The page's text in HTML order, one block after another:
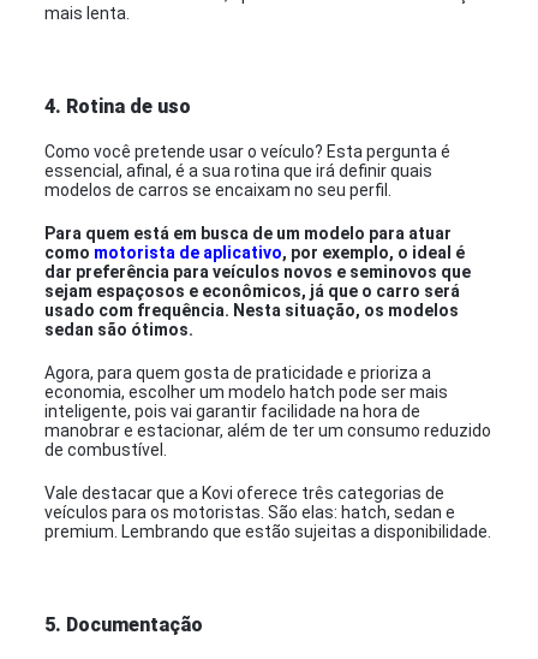
mais lenta.
4. Rotina de uso
Como você pretende usar o veículo? Esta pergunta é
essencial, afinal, é a sua rotina que irá definir quais
modelos de carros se encaixam no seu perfil.
Para quem está em busca de um modelo para atuar
como motorista de aplicativo, por exemplo, o ideal é
dar preferência para veículos novos e seminovos que
sejam espaçosos e econômicos, já que o carro será
usado com frequência. Nesta situação, os modelos
sedan são ótimos.
Agora, para quem gosta de praticidade e prioriza a
economia, escolher um modelo hatch pode ser mais
inteligente, pois vai garantir facilidade na hora de
manobrar e estacionar, além de ter um consumo reduzido
de combustível.
Vale destacar que a Kovi oferece três categorias de
veículos para os motoristas. São elas: hatch, sedan e
premium. Lembrando que estão sujeitas a disponibilidade.
5. Documentação